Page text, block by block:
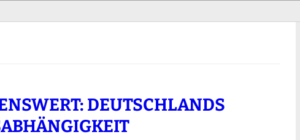
DEUTSCHLANDS